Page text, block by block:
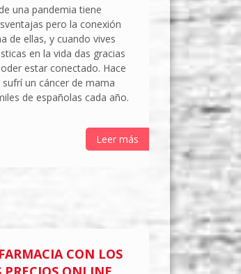
una pandemia tiene
pero la conexión
de ellas, y cuando vives
en la vida das gracias
estar conectado. Hace
un cáncer de mama
de españolas cada año.
Leer más
CON LOS